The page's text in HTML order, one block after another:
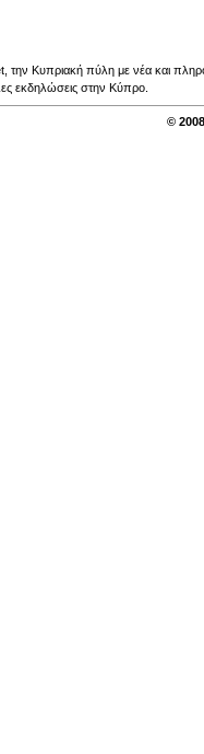
Κυπριακή πύλη με νέα και
εκδηλώσεις στην Κύπρο.
©